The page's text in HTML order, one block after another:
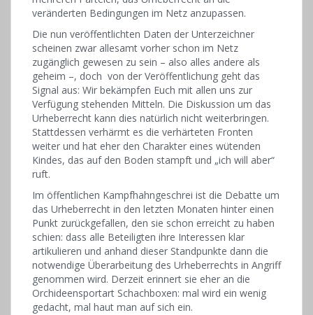
veränderten Bedingungen im Netz anzupassen.
Die nun veröffentlichten Daten der Unterzeichner
scheinen zwar allesamt vorher schon im Netz
zugänglich gewesen zu sein – also alles andere als
geheim –, doch von der Veröffentlichung geht das
Signal aus: Wir bekämpfen Euch mit allen uns zur
Verfügung stehenden Mitteln. Die Diskussion um das
Urheberrecht kann dies natürlich nicht weiterbringen.
Stattdessen verhärmt es die verhärteten Fronten
weiter und hat eher den Charakter eines wütenden
Kindes, das auf den Boden stampft und „ich will aber“
ruft.
Im öffentlichen Kampfhahngeschrei ist die Debatte um
das Urheberrecht in den letzten Monaten hinter einen
Punkt zurückgefallen, den sie schon erreicht zu haben
schien: dass alle Beteiligten ihre Interessen klar
artikulieren und anhand dieser Standpunkte dann die
notwendige Überarbeitung des Urheberrechts in Angriff
genommen wird. Derzeit erinnert sie eher an die
Orchideensportart Schachboxen: mal wird ein wenig
gedacht, mal haut man auf sich ein.